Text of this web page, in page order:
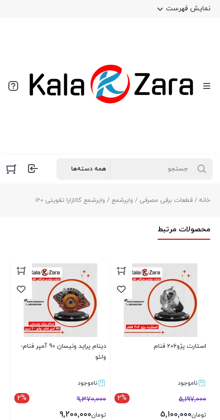
نمایش فهرست
خانه / قطعات برقی مصرفی / وایرشمع / وایرشمع کالازارا تقویتی i20
محصولات مرتبط
استارت پژو206 فنام
ناموجود
2% 5,197,000
تومان5,100,000
دینام پراید ونیسان 90 آمپر فنام-
ولئو
ناموجود
2% 9,370,000
تومان9,200,000